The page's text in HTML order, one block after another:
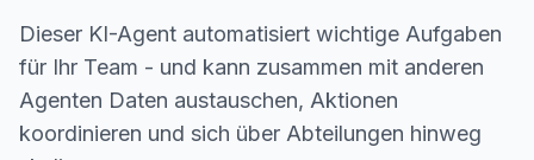
Dieser KI-Agent automatisiert wichtige Aufgaben
für Ihr Team - und kann zusammen mit anderen
Agenten Daten austauschen, Aktionen
koordinieren und sich über Abteilungen hinweg